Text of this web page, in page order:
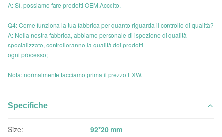
A: Sì, possiamo fare prodotti OEM.Accolto.
Q4: Come funziona la tua fabbrica per quanto riguarda il controllo di qualità?
A: Nella nostra fabbrica, abbiamo personale di ispezione di qualità
specializzato, controlleranno la qualità dei prodotti
ogni processo;
Nota: normalmente facciamo prima il prezzo EXW.
Specifiche
Size: 92*20 mm